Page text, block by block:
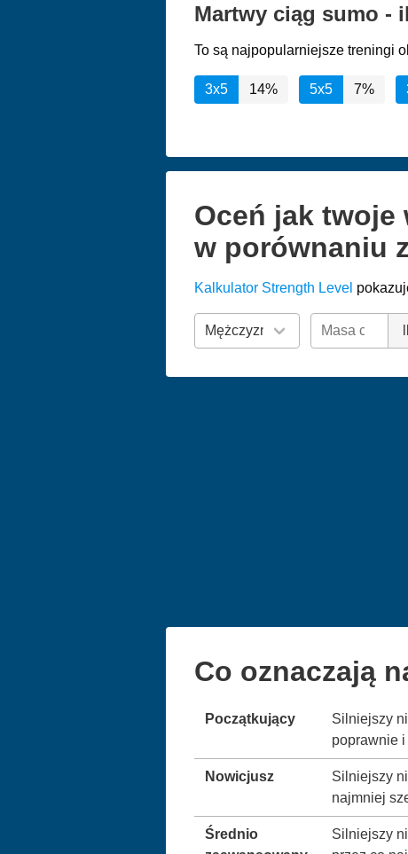
Martwy ciąg sumo -
To są najpopularniejsze treningi
3x5 14% 5x5 7%
Oceń jak
w porównaniu
Kalkulator Strength Level
Co oznaczają
Początkujący
Silniejszy
poprawnie
Nowicjusz
Silniejszy
najmniej
Średnio
Silniejszy